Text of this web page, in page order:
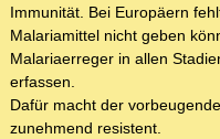
Immunität. Bei Europäern
Malariamittel nicht geben
Malariaerreger in allen
erfassen.
Dafür macht der
zunehmend resistent.